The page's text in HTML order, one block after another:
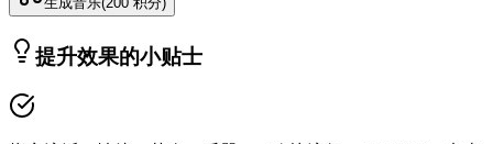
提升效果的小贴士